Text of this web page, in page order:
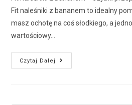
Fit naleśniki z bananem to idealny
masz ochotę na coś słodkiego, a
wartościowy…
Czytaj Dalej